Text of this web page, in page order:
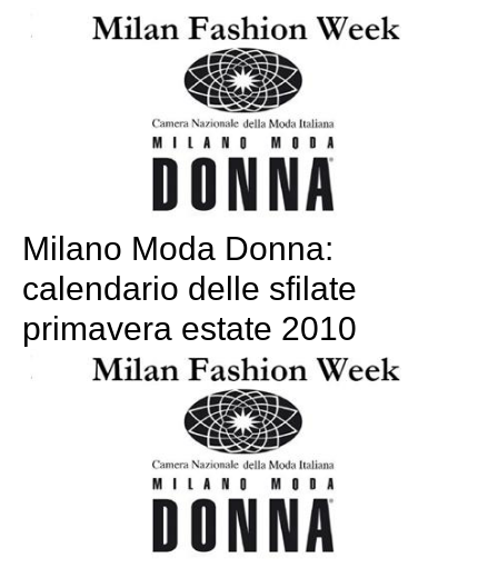
Milano Moda Donna:
calendario delle sfilate
primavera estate 2010